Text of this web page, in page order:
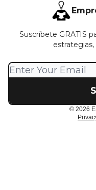
Suscríbete GRATIS
© 2026